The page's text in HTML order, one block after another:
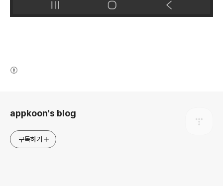
appkoon's blog
구독하기